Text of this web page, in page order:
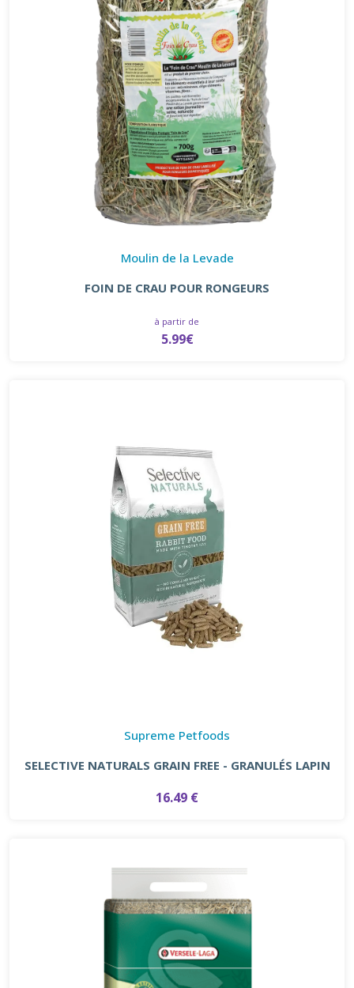
Moulin de la Levade
FOIN DE CRAU POUR RONGEURS
à partir de
5.99€
Supreme Petfoods
SELECTIVE NATURALS GRAIN FREE - GRANULÉS LAPIN
16.49 €